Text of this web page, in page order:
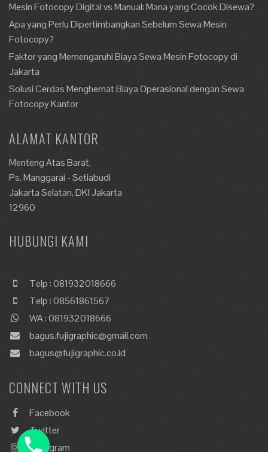
Mesin Fotocopy Digital vs Manual: Mana yang Cocok Disewa?
Apa yang Perlu Dipertimbangkan Sebelum Sewa Mesin
Fotocopy?
Faktor yang Memengaruhi Biaya Sewa Mesin Fotocopy di
Jakarta
Solusi Cerdas Menghemat Biaya Operasional dengan Sewa
Fotocopy Kantor
ALAMAT KANTOR
Menteng Atas Barat,
Ps. Manggarai - Setiabudi
Jakarta Selatan, DKI Jakarta
12960
HUBUNGI KAMI
Telp : 081932018666
Telp : 08561861567
WA : 081932018666
bagus.fujigraphic@gmail.com
bagus@fujigraphic.co.id
CONNECT WITH US
Facebook
Twitter
Instagram